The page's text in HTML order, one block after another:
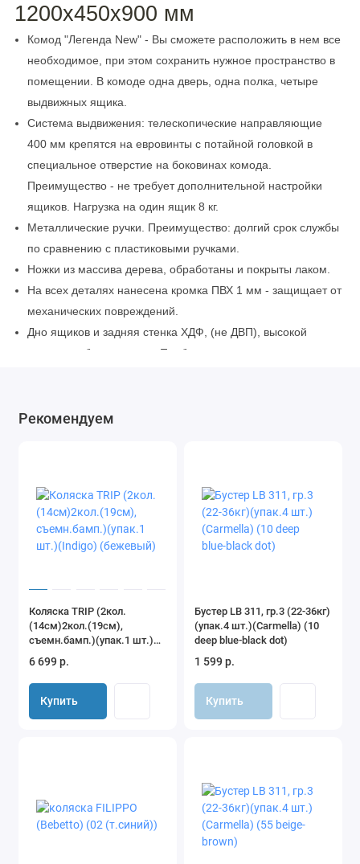
1200x450x900 мм
Комод "Легенда New" - Вы сможете расположить в нем все
необходимое, при этом сохранить нужное пространство в
помещении. В комоде одна дверь, одна полка, четыре
выдвижных ящика.
Система выдвижения: телескопические направляющие
400 мм крепятся на евровинты с потайной головкой в
специальное отверстие на боковинах комода.
Преимущество - не требует дополнительной настройки
ящиков. Нагрузка на один ящик 8 кг.
Металлические ручки. Преимущество: долгий срок службы
по сравнению с пластиковыми ручками.
Ножки из массива дерева, обработаны и покрыты лаком.
На всех деталях нанесена кромка ПВХ 1 мм - защищает от
механических повреждений.
Дно ящиков и задняя стенка ХДФ, (не ДВП), высокой
плотности белого цвета. Прибивается на гвозди.
Рекомендуем
Коляска TRIP (2кол.
(14см)2кол.(19см),
съемн.бамп.)(упак.1 шт.)
6 699 р.
Купить
Бустер LB 311, гр.3 (22-36кг)
(упак.4 шт.)(Carmella) (10
deep blue-black dot)
1 599 р.
Купить